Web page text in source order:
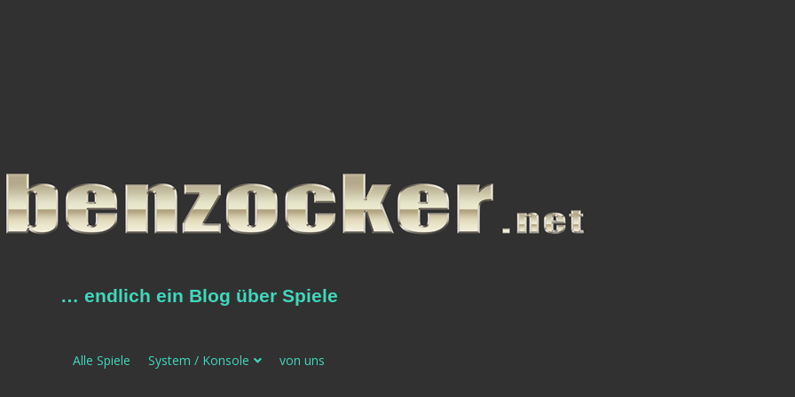
… endlich ein Blog über Spiele
Alle Spiele System / Konsole von uns